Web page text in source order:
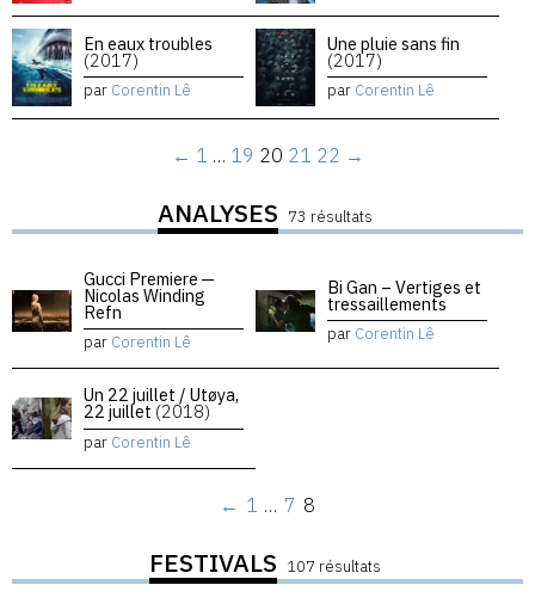
En eaux troubles
(2017)
par Corentin Lê
Une pluie sans fin
(2017)
par Corentin Lê
← 1 … 19 20 21 22 →
ANALYSES 73 résultats
Gucci Premiere —
Nicolas Winding
Refn
par Corentin Lê
Bi Gan – Vertiges et
tressaillements
par Corentin Lê
Un 22 juillet / Utøya,
22 juillet (2018)
par Corentin Lê
← 1 … 7 8
FESTIVALS 107 résultats